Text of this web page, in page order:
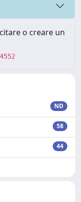
o creare un
ND
58
44